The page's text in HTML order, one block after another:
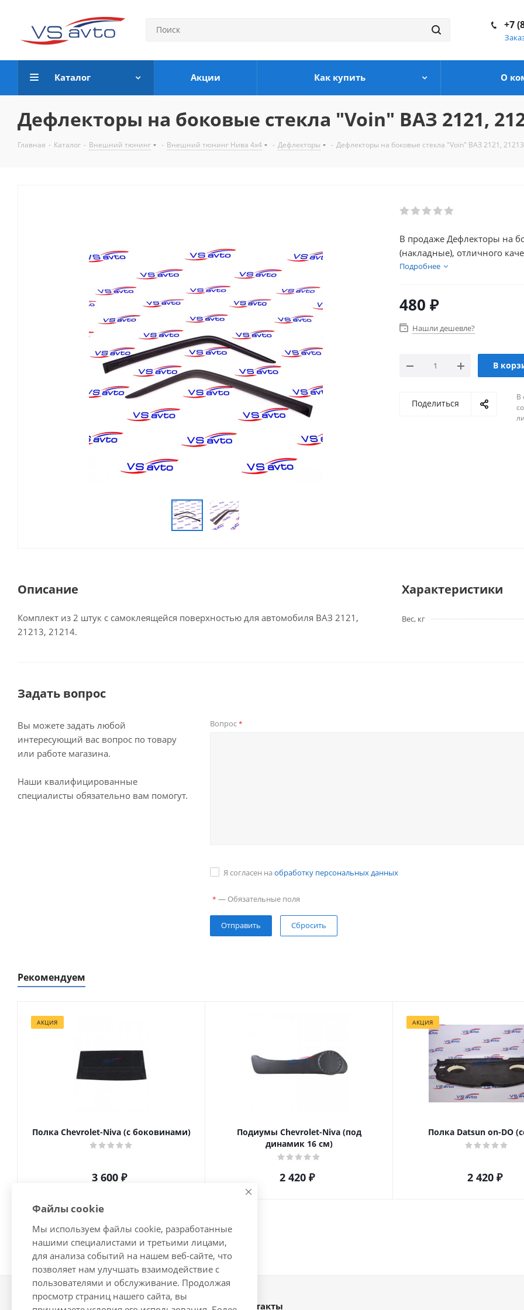
+7
Каталог Акции Как купить О
Дефлекторы на боковые стекла "Voin" ВАЗ 2121,
Главная - Каталог - Внешний тюнинг - Внешний тюнинг Нива 4х4 - Дефлекторы - Дефлекторы на боковые стекла "Voin" ВАЗ 2121,
В продаже Дефлекторы на
(накладные), отличного
нашем каталоге так же
Подробнее
480 ₽
Нашли дешевле?
В
Поделиться
В
Описание
Комплект из 2 штук с самоклеящейся поверхностью для автомобиля ВАЗ 2121,
21213, 21214.
Характеристики
Вес, кг
Задать вопрос
Вы можете задать любой
интересующий вас вопрос по товару
или работе магазина.
Наши квалифицированные
специалисты обязательно вам помогут.
Вопрос*
Я согласен на обработку персональных данных
* — Обязательные поля
Сбросить
Рекомендуем
АКЦИЯ
Полка Chevrolet-Niva (с боковинами)
3 600 ₽
Подиумы Chevrolet-Niva (под
динамик 16 см)
2 420 ₽
АКЦИЯ
Полка Datsun on-DO
2 420 ₽
2026 © Интернет-магазин Наши контакты
Файлы cookie
Мы используем файлы cookie, разработанные
нашими специалистами и третьими лицами,
для анализа событий на нашем веб-сайте, что
позволяет нам улучшать взаимодействие с
пользователями и обслуживание. Продолжая
просмотр страниц нашего сайта, вы